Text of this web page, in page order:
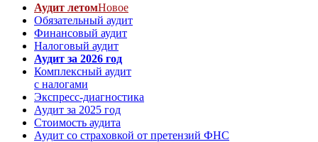
Аудит летомНовое
Обязательный аудит
Финансовый аудит
Налоговый аудит
Аудит за 2026 год
Комплексный аудит
с налогами
Экспресс-диагностика
Аудит за 2025 год
Стоимость аудита
Аудит со страховкой от претензий ФНС